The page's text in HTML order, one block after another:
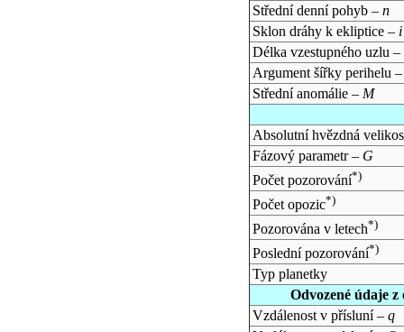
Střední denní pohyb – n
Sklon dráhy k ekliptice – i
Délka vzestupného uzlu –
Argument šířky perihelu
Střední anomálie – M
Absolutní hvězdná
Fázový parametr – G
Počet pozorování*)
Počet opozic*)
Pozorována v letech*)
Poslední pozorování*)
Typ planetky
Odvozené údaje
Vzdálenost v přísluní – q